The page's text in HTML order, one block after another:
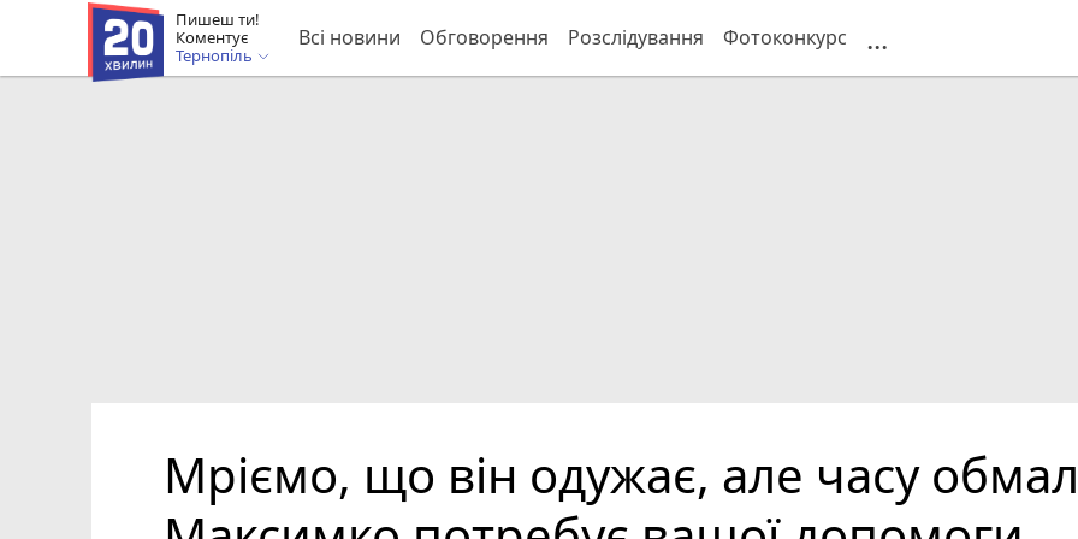
Пишеш ти!
Коментує
Тернопіль
Всі новини Обговорення Розслідування Фотоконкурс ...
Мріємо, що він одужає, але часу